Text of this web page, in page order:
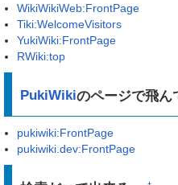
単語検索
WikiWikiWeb:FrontPage
Tiki:WelcomeVisitors
YukiWiki:FrontPage
RWiki:top
PukiWikiのページで飛
pukiwiki:FrontPage
pukiwiki.dev:FrontPage